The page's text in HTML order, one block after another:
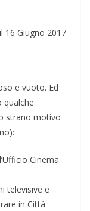
16 Giugno 2017
e vuoto. Ed
qualche
strano motivo
Cinema
televisive e
in Città